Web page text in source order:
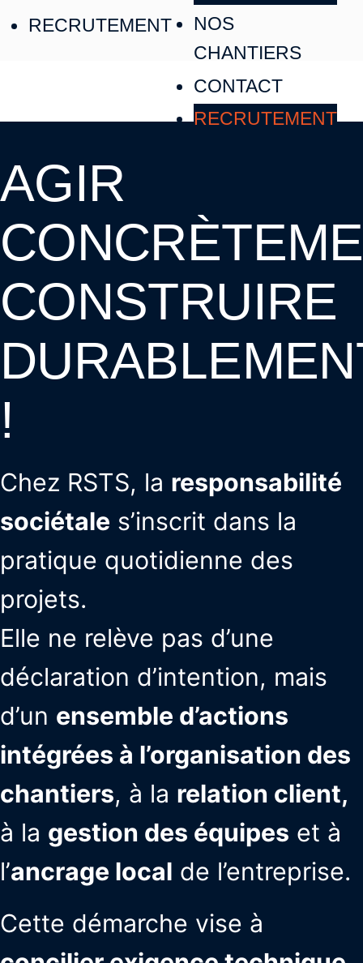
RECRUTEMENT
NOS
CHANTIERS
CONTACT
RECRUTEMENT
AGIR
CONSTRUIRE
!
Chez RSTS, la responsabilité
sociétale s’inscrit dans la
pratique quotidienne des
projets.
Elle ne relève pas d’une
déclaration d’intention, mais
d’un ensemble d’actions
intégrées à l’organisation des
chantiers, à la relation client,
à la gestion des équipes et à
l’ancrage local de l’entreprise.
Cette démarche vise à